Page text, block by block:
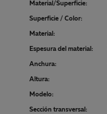
Material/Superficie:
Superficie / Color:
Material:
Espesura del material:
Anchura:
Altura:
Modelo:
Sección transversal: